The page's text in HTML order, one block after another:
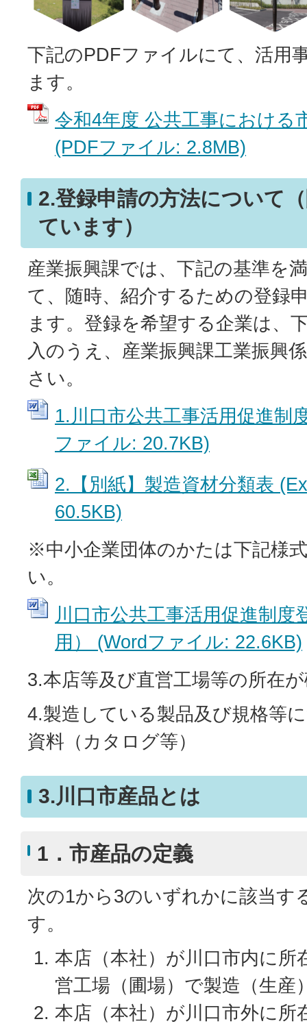
下記のPDFファイルにて、活用
ます。
令和4年度 公共工事における
(PDFファイル: 2.8MB)
2.登録申請の方法について
ています）
産業振興課では、下記の基準を
て、随時、紹介するための登録
ます。登録を希望する企業は、
入のうえ、産業振興課工業振興
さい。
1.川口市公共工事活用促進制
ファイル: 20.7KB)
2.【別紙】製造資材分類表
60.5KB)
※中小企業団体のかたは下記様
い。
川口市公共工事活用促進制度
用） (Wordファイル: 22.6KB)
3.本店等及び直営工場等の所在
4.製造している製品及び規格等
資料（カタログ等）
3.川口市産品とは
1．市産品の定義
次の1から3のいずれかに該当す
す。
本店（本社）が川口市内に所
営工場（圃場）で製造（生産
本店（本社）が川口市外に所